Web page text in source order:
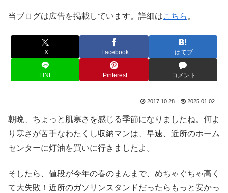
当ブログは広告を掲載しています。詳細はこちら 。
X Facebook はてブ
LINE Pinterest コメント
2017.10.28 2025.01.02
朝晩、ちょっと肌寒さを感じる季節になりましたね。何よ
り寒さが苦手なわたくし収納マンは、早速、近所のホーム
センターに灯油を買いに行きましたよ。
そしたら、値段が今年の春のまんまで、めちゃぐちゃ高く
て大失敗！近所のガソリンスタンドだったらもっと安かっ